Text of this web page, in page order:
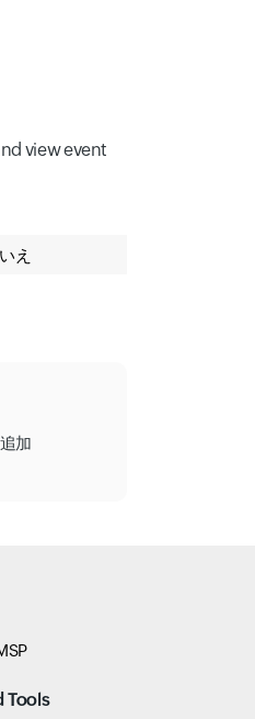
view event
え
加
Tools